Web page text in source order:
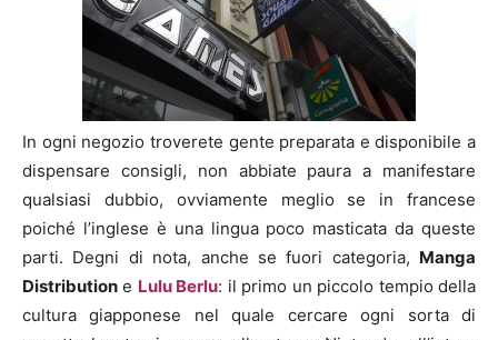
In ogni negozio troverete gente preparata e disponibile a
dispensare consigli, non abbiate paura a manifestare
qualsiasi dubbio, ovviamente meglio se in francese
poiché l’inglese è una lingua poco masticata da queste
parti. Degni di nota, anche se fuori categoria, Manga
Distribution e Lulu Berlu: il primo un piccolo tempio della
cultura giapponese nel quale cercare ogni sorta di